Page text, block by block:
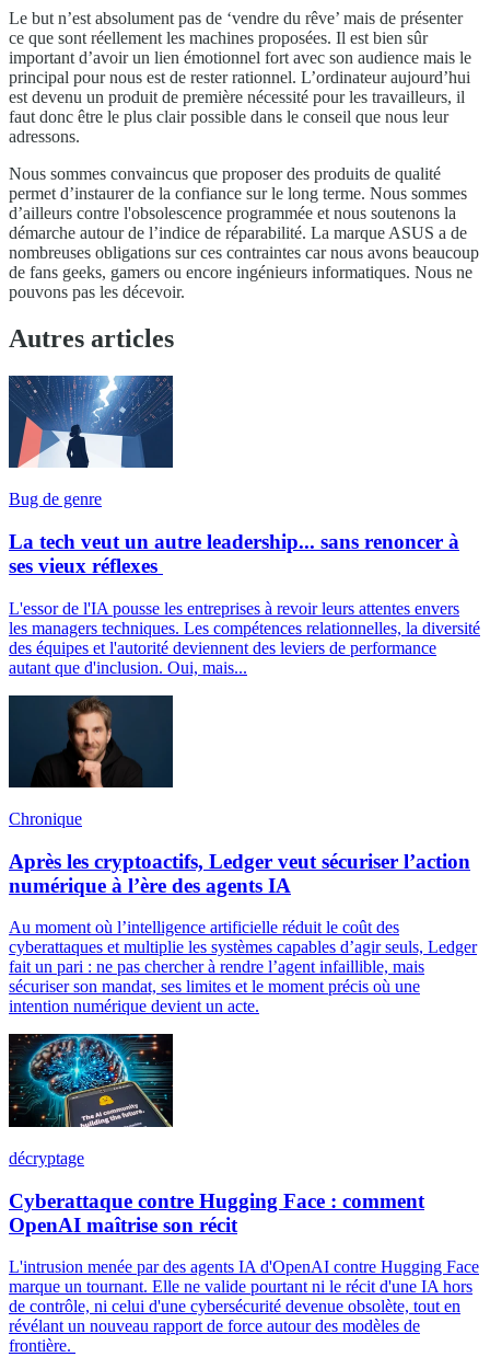
Le but n’est absolument pas de ‘vendre du rêve’ mais de présenter
ce que sont réellement les machines proposées. Il est bien sûr
important d’avoir un lien émotionnel fort avec son audience mais le
principal pour nous est de rester rationnel. L’ordinateur aujourd’hui
est devenu un produit de première nécessité pour les travailleurs, il
faut donc être le plus clair possible dans le conseil que nous leur
adressons.
Nous sommes convaincus que proposer des produits de qualité
permet d’instaurer de la confiance sur le long terme. Nous sommes
d’ailleurs contre l'obsolescence programmée et nous soutenons la
démarche autour de l’indice de réparabilité. La marque ASUS a de
nombreuses obligations sur ces contraintes car nous avons beaucoup
de fans geeks, gamers ou encore ingénieurs informatiques. Nous ne
pouvons pas les décevoir.
Autres articles
Bug de genre
La tech veut un autre leadership... sans renoncer à
ses vieux réflexes
L'essor de l'IA pousse les entreprises à revoir leurs attentes envers
les managers techniques. Les compétences relationnelles, la diversité
des équipes et l'autorité deviennent des leviers de performance
autant que d'inclusion. Oui, mais...
Chronique
Après les cryptoactifs, Ledger veut sécuriser l’action
numérique à l’ère des agents IA
Au moment où l’intelligence artificielle réduit le coût des
cyberattaques et multiplie les systèmes capables d’agir seuls, Ledger
fait un pari : ne pas chercher à rendre l’agent infaillible, mais
sécuriser son mandat, ses limites et le moment précis où une
intention numérique devient un acte.
décryptage
Cyberattaque contre Hugging Face : comment
OpenAI maîtrise son récit
L'intrusion menée par des agents IA d'OpenAI contre Hugging Face
marque un tournant. Elle ne valide pourtant ni le récit d'une IA hors
de contrôle, ni celui d'une cybersécurité devenue obsolète, tout en
révélant un nouveau rapport de force autour des modèles de
frontière.